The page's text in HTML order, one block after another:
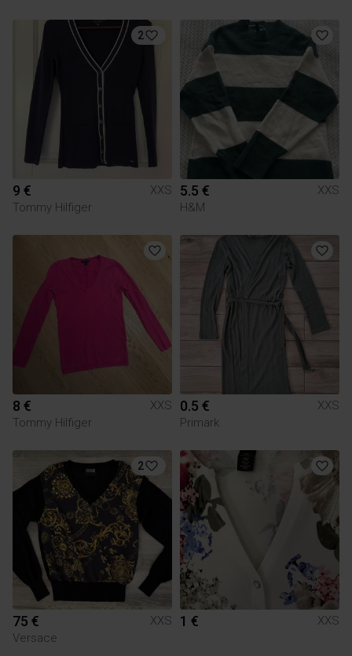
2
9 €
XXS
Tommy Hilfiger
5.5 €
XXS
H&M
8 €
XXS
Tommy Hilfiger
0.5 €
XXS
Primark
2
75 €
XXS
Versace
1 € XXS